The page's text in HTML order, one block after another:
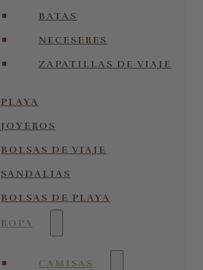
BATAS
NECESERES
ZAPATILLAS DE VIAJE
PLAYA
JOYEROS
BOLSAS DE VIAJE
SANDALIAS
BOLSAS DE PLAYA
ROPA
CAMISAS